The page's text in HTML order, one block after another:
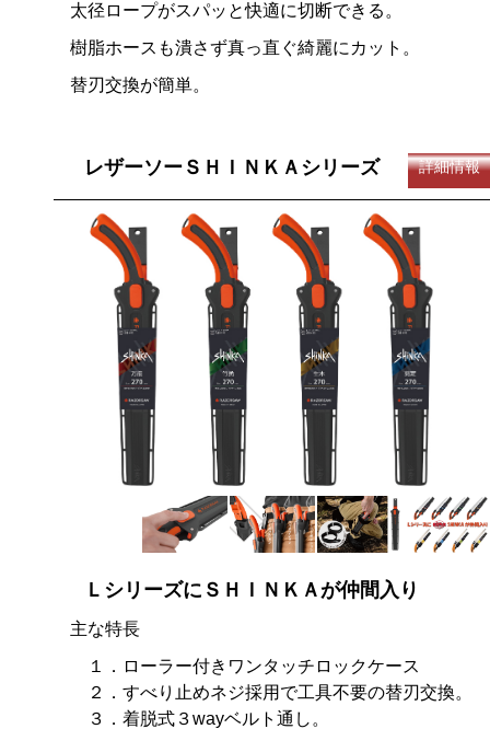
太径ロープがスパッと快適に切断できる。
樹脂ホースも潰さず真っ直ぐ綺麗にカット。
替刃交換が簡単。
レザーソーＳＨＩＮＫＡシリーズ 詳細情報
ＬシリーズにＳＨＩＮＫＡが仲間入り
主な特長
１．ローラー付きワンタッチロックケース
２．すべり止めネジ採用で工具不要の替刃交換。
３．着脱式３wayベルト通し。